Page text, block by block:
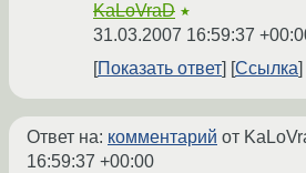
KaLoVraD ★
31.03.2007 16:59:37
Показать ответ
Ссылка
Ответ на: комментарий от
16:59:37 +00:00